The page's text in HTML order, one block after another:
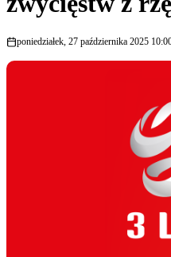
poniedziałek, 27 października 2025